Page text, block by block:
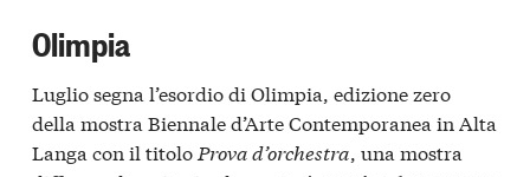
Olimpia
Luglio segna l’esordio di Olimpia, edizione zero
della mostra Biennale d’Arte Contemporanea in Alta
Langa con il titolo Prova d’orchestra, una mostra